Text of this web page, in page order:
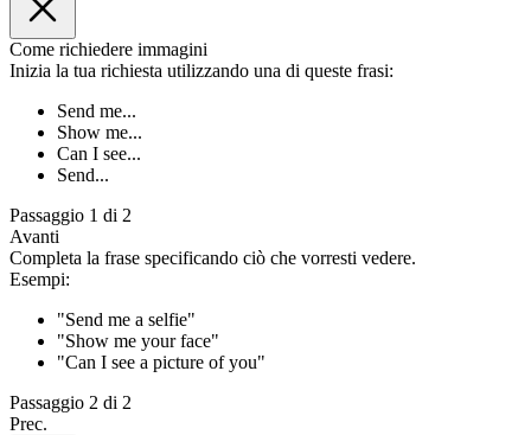
Come richiedere immagini
Inizia la tua richiesta utilizzando una di queste frasi:
Send me...
Show me...
Can I see...
Send...
Passaggio 1 di 2
Avanti
Completa la frase specificando ciò che vorresti vedere.
Esempi:
"Send me a selfie"
"Show me your face"
"Can I see a picture of you"
Passaggio 2 di 2
Prec.